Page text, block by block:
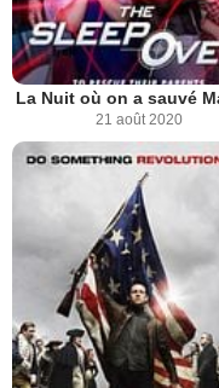
La Nuit où on a sauvé
21 août 2020